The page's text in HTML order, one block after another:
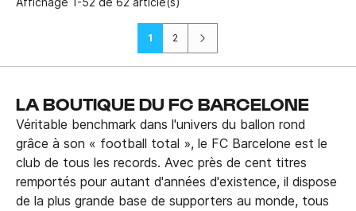
1 2 Suivant
LA BOUTIQUE DU FC BARCELONE
Véritable benchmark dans l'univers du ballon rond
grâce à son « football total », le FC Barcelone est le
club de tous les records. Avec près de cent titres
remportés pour autant d'années d'existence, il dispose
de la plus grande base de supporters au monde, tous